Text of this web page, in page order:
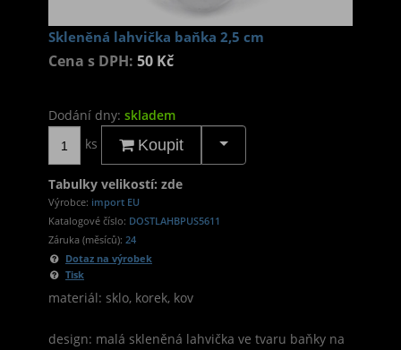
Skleněná lahvička baňka 2,5 cm
Cena s DPH: 50 Kč
Dodání dny: skladem
ks
Koupit
Tabulky velikostí: zde
Výrobce: import EU
Katalogové číslo: DOSTLAHBPUS5611
Záruka (měsíců): 24
Dotaz na výrobek
Tisk
materiál: sklo, korek, kov
design: malá skleněná lahvička ve tvaru baňky na